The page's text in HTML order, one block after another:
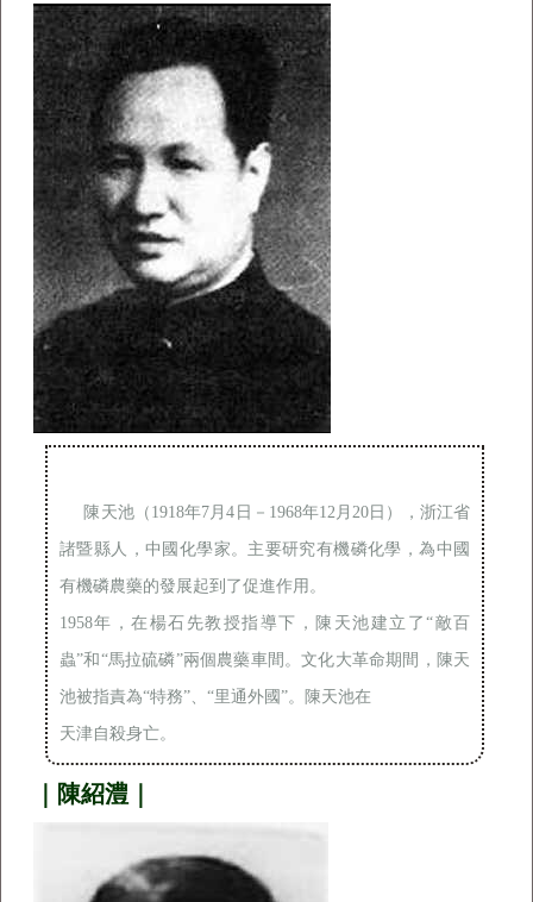
陳天池（1918年7月4日－1968年12月20日），浙江省
諸暨縣人，中國化學家。主要研究有機磷化學，為中國
有機磷農藥的發展起到了促進作用。
1958年，在楊石先教授指導下，陳天池建立了“敵百
蟲”和“馬拉硫磷”兩個農藥車間。文化大革命期間，陳天
池被指責為“特務”、“里通外國”。陳天池在
天津自殺身亡。
｜陳紹澧｜